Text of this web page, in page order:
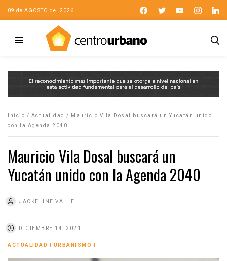
09 de AGOSTO del 2026
Inicio / Actualidad /
Mauricio Vila Dosal buscará un Yucatán unido
con la Agenda 2040
Mauricio Vila Dosal buscará un
Yucatán unido con la Agenda 2040
JACKELINE VALLE
DICIEMBRE 14, 2021
ACTUALIDAD URBANISMO